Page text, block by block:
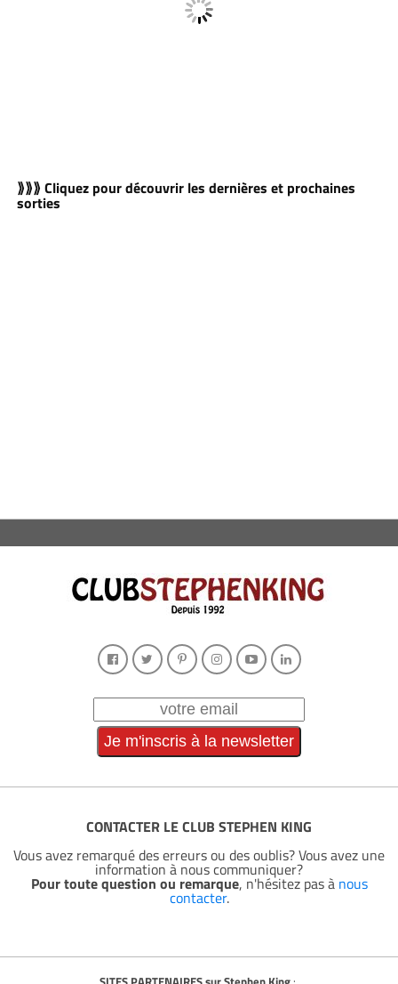
⟫⟫⟫ Cliquez pour découvrir les dernières et prochaines
sorties
CONTACTER LE CLUB STEPHEN KING
Vous avez remarqué des erreurs ou des oublis? Vous avez une
information à nous communiquer?
Pour toute question ou remarque, n'hésitez pas à nous
contacter.